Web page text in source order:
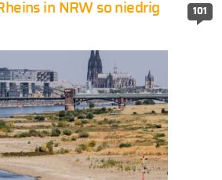
101
in NRW so niedrig